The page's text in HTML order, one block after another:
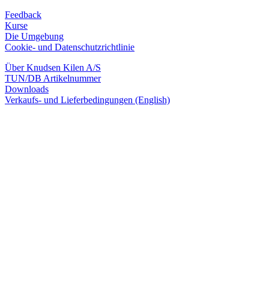
Feedback
Kurse
Die Umgebung
Cookie- und Datenschutzrichtlinie
Über Knudsen Kilen A/S
TUN/DB Artikelnummer
Downloads
Verkaufs- und Lieferbedingungen (English)